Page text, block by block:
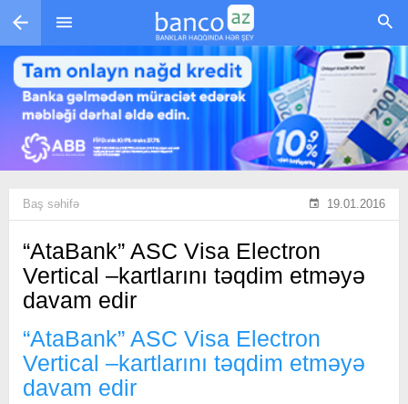
Skip to main content
Baş səhifə 19.01.2016
“AtaBank” ASC Visa Electron
Vertical –kartlarını təqdim etməyə
davam edir
“AtaBank” ASC Visa Electron
Vertical –kartlarını təqdim etməyə
davam edir